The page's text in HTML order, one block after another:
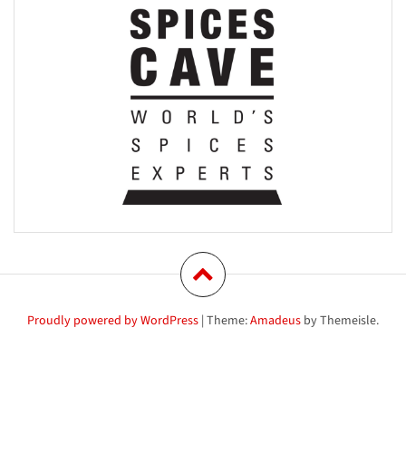
Proudly powered by WordPress | Theme:Amadeus by Themeisle.